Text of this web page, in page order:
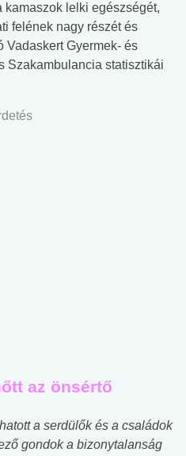
lelki egészségét,
felének nagy részét és
Vadaskert Gyermek- és
Szakambulancia statisztikái
az önsértő
a serdülők és a családok
gondok a bizonytalanság